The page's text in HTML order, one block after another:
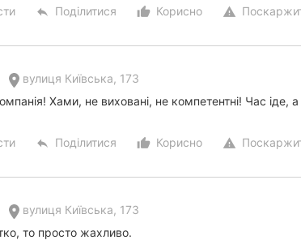
reply Поділитися thumb_up_alt
Корисно warning
вулиця Київська, 173
Хами, не виховані, не компетентні! Час іде,
reply Поділитися thumb_up_alt
Корисно warning
вулиця Київська, 173
то просто жахливо.